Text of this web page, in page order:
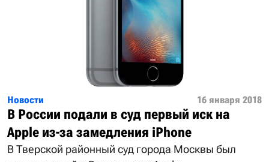
Новости 16 января 2018
В России подали в суд первый иск на
Apple из-за замедления iPhone
В Тверской районный суд города Москвы был